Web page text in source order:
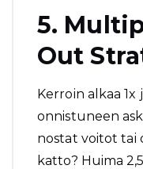
5.
Out
Kerroin alkaa 1x
onnistuneen
nostat voitot tai
katto? Huima